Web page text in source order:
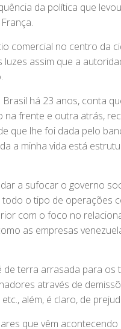
da política que
comercial no centro da
assim que a
há 23 anos, conta
frente e outra atrás,
que lhe foi dada pelo
a minha vida está
a sufocar o governo
o tipo de operações
com o foco no
as empresas
terra arrasada para os
através de
além, é claro, de
que vêm